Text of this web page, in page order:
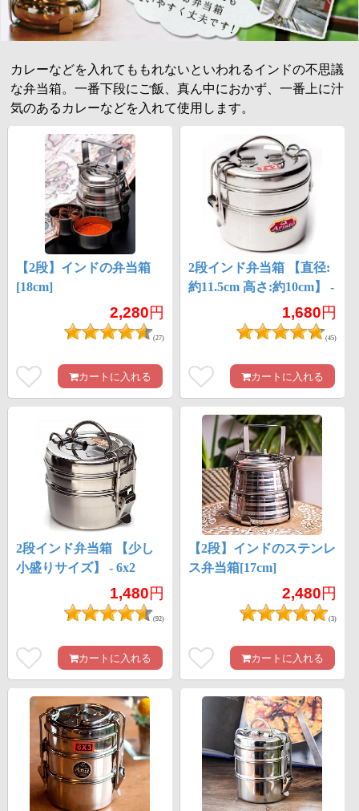
カレーなどを入れてももれないといわれるインドの不思議
な弁当箱。一番下段にご飯、真ん中におかず、一番上に汁
気のあるカレーなどを入れて使用します。
【2段】インドの弁当箱
[18cm]
2,280円
(27)
カートに入れる
2段インド弁当箱 【直径:
約11.5cm 高さ:約10cm】 -
1,680円
(45)
カートに入れる
2段インド弁当箱 【少し
小盛りサイズ】 - 6x2
1,480円
(92)
カートに入れる
【2段】インドのステンレ
ス弁当箱[17cm]
2,480円
(3)
カートに入れる